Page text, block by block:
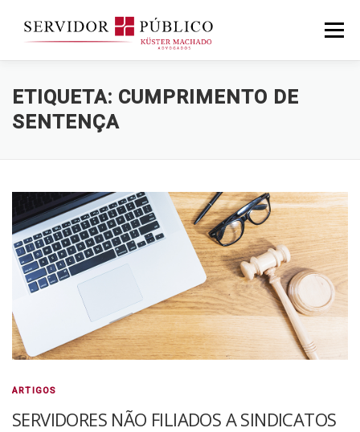
para
Menu
ETIQUETA: CUMPRIMENTO DE
SENTENÇA
ARTIGOS
SERVIDORES NÃO FILIADOS A SINDICATOS